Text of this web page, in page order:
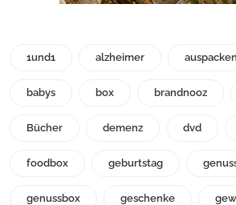
1und1 alzheimer auspacken
babys box brandnooz
Bücher demenz dvd
foodbox geburtstag
genussbox geschenke